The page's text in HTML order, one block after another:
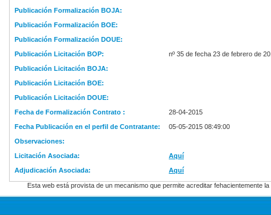
Publicación Formalización BOJA:
Publicación Formalización BOE:
Publicación Formalización DOUE:
Publicación Licitación BOP:
nº 35 de fecha 23 de febrero de
Publicación Licitación BOJA:
Publicación Licitación BOE:
Publicación Licitación DOUE:
Fecha de Formalización Contrato :
28-04-2015
Fecha Publicación en el perfil de Contratante:
05-05-2015 08:49:00
Observaciones:
Licitación Asociada:
Aquí
Adjudicación Asociada:
Aquí
Esta web está provista de un mecanismo que permite acreditar fehacientemente